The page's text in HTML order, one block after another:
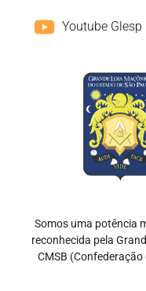
Youtube Glesp
Somos uma potência
reconhecida pela
CMSB